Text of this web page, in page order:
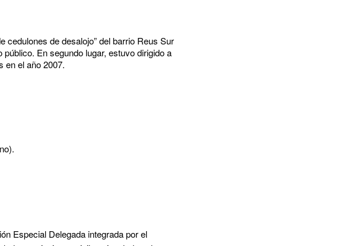
cedulones de desalojo” del barrio Reus Sur
En segundo lugar, estuvo dirigido a
en el año 2007.
Especial Delegada integrada por el